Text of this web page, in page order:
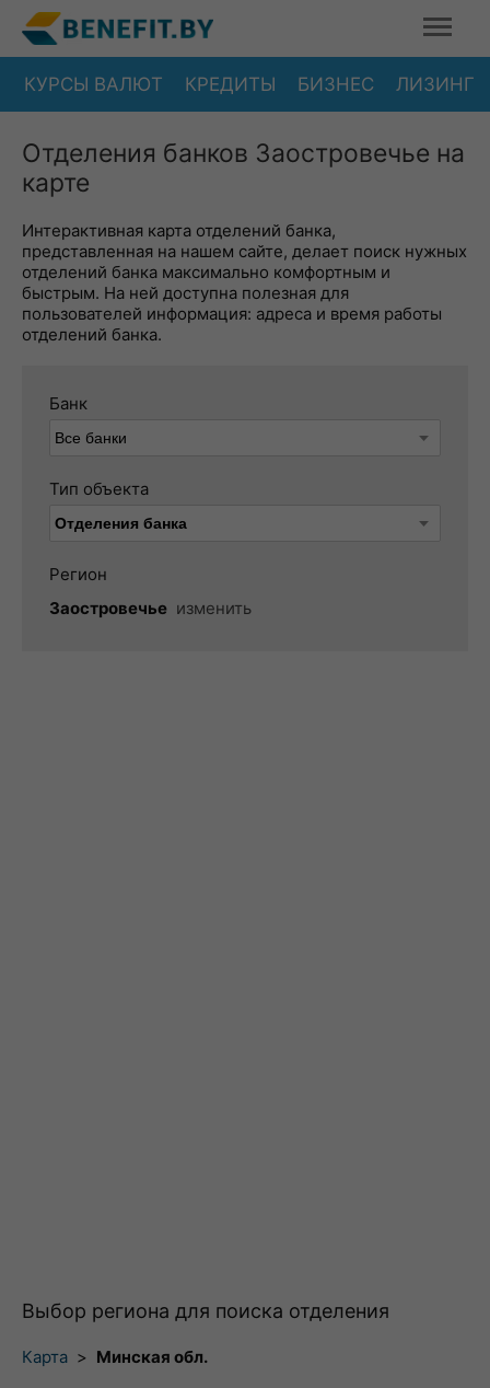
КУРСЫ ВАЛЮТ КРЕДИТЫ БИЗНЕС ЛИЗИНГ
Отделения банков Заостровечье на
карте
Интерактивная карта отделений банка,
представленная на нашем сайте, делает поиск нужных
отделений банка максимально комфортным и
быстрым. На ней доступна полезная для
пользователей информация: адреса и время работы
отделений банка.
Банк
Тип объекта
Регион
Заостровечье изменить
Выбор региона для поиска отделения
Карта > Минская обл.